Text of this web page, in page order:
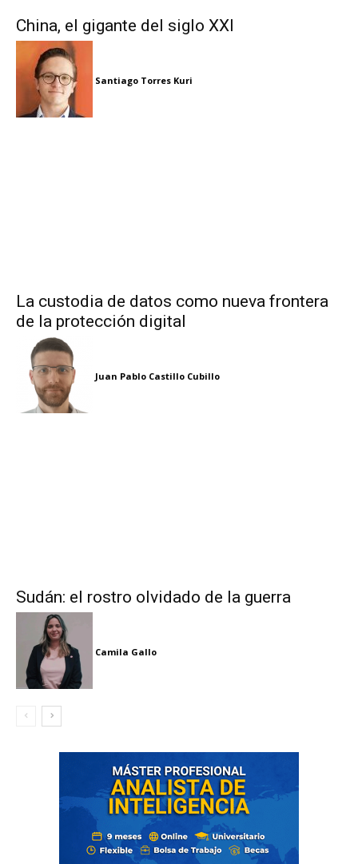
China, el gigante del siglo XXI
Santiago Torres Kuri
La custodia de datos como nueva frontera
de la protección digital
Juan Pablo Castillo Cubillo
Sudán: el rostro olvidado de la guerra
Camila Gallo